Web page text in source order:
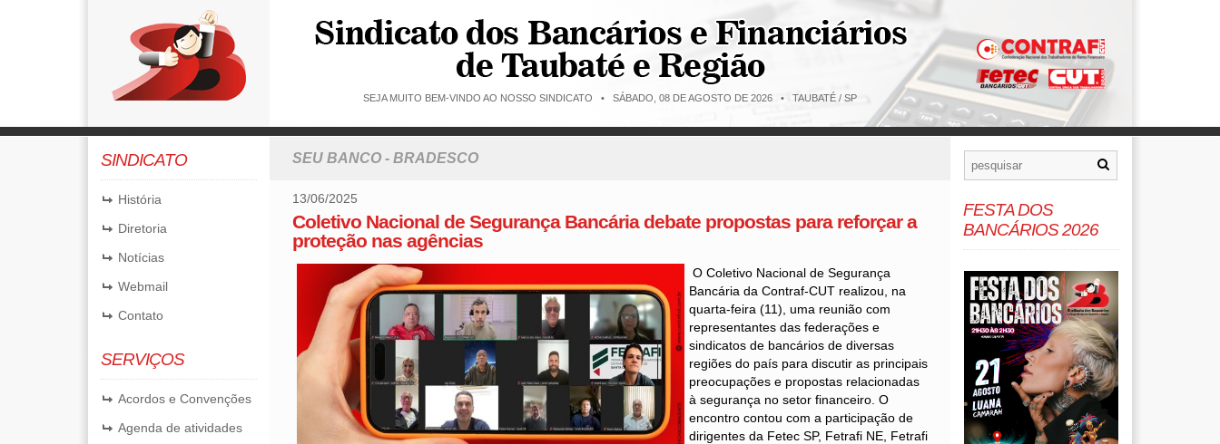
SEJA MUITO BEM-VINDO AO NOSSO SINDICATO • SÁBADO, 08 DE AGOSTO DE 2026 • TAUBATÉ / SP
SINDICATO
História
Diretoria
Notícias
Webmail
Contato
SERVIÇOS
Acordos e Convenções
Agenda de atividades
SEU BANCO - BRADESCO
13/06/2025
Coletivo Nacional de Segurança Bancária debate propostas para reforçar a
proteção nas agências
O Coletivo Nacional de Segurança
Bancária da Contraf-CUT realizou, na
quarta-feira (11), uma reunião com
representantes das federações e
sindicatos de bancários de diversas
regiões do país para discutir as principais
preocupações e propostas relacionadas
à segurança no setor financeiro. O
encontro contou com a participação de
dirigentes da Fetec SP, Fetrafi NE, Fetrafi
FESTA DOS
BANCÁRIOS 2026